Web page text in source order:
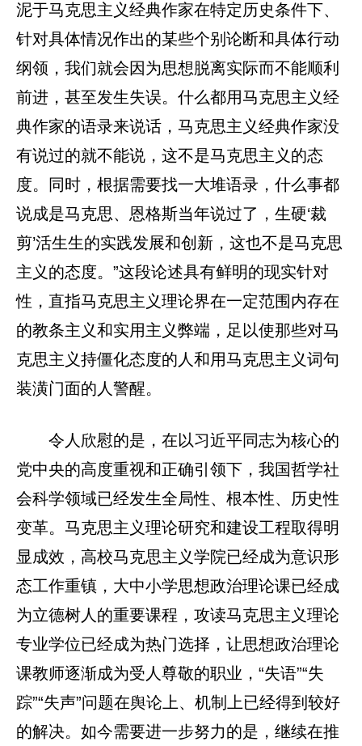
泥于马克思主义经典作家在特定历史条件下、
针对具体情况作出的某些个别论断和具体行动
纲领，我们就会因为思想脱离实际而不能顺利
前进，甚至发生失误。什么都用马克思主义经
典作家的语录来说话，马克思主义经典作家没
有说过的就不能说，这不是马克思主义的态
度。同时，根据需要找一大堆语录，什么事都
说成是马克思、恩格斯当年说过了，生硬‘裁
剪’活生生的实践发展和创新，这也不是马克思
主义的态度。”这段论述具有鲜明的现实针对
性，直指马克思主义理论界在一定范围内存在
的教条主义和实用主义弊端，足以使那些对马
克思主义持僵化态度的人和用马克思主义词句
装潢门面的人警醒。
令人欣慰的是，在以习近平同志为核心的
党中央的高度重视和正确引领下，我国哲学社
会科学领域已经发生全局性、根本性、历史性
变革。马克思主义理论研究和建设工程取得明
显成效，高校马克思主义学院已经成为意识形
态工作重镇，大中小学思想政治理论课已经成
为立德树人的重要课程，攻读马克思主义理论
专业学位已经成为热门选择，让思想政治理论
课教师逐渐成为受人尊敬的职业，“失语”“失
踪”“失声”问题在舆论上、机制上已经得到较好
的解决。如今需要进一步努力的是，继续在推